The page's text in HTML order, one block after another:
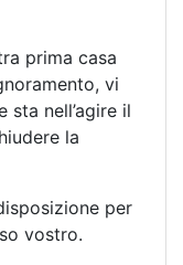
prima casa
vi
sta nell’agire il
la
per
vostro.